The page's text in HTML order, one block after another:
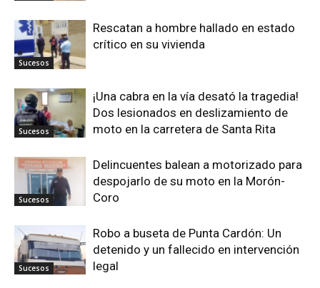
Sucesos
Rescatan a hombre hallado en estado
crítico en su vivienda
Sucesos
¡Una cabra en la vía desató la tragedia!
Dos lesionados en deslizamiento de
moto en la carretera de Santa Rita
Sucesos
Delincuentes balean a motorizado para
despojarlo de su moto en la Morón-
Coro
Sucesos
Robo a buseta de Punta Cardón: Un
detenido y un fallecido en intervención
legal